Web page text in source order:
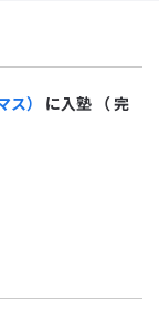
ス） に入塾 （ 完